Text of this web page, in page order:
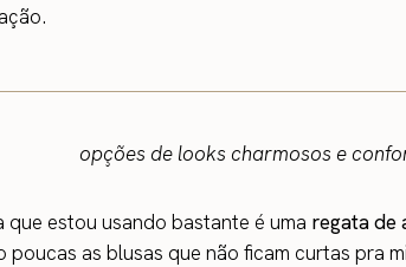
opções de looks charmosos e
que estou usando bastante é uma regata de
poucas as blusas que não ficam curtas pra